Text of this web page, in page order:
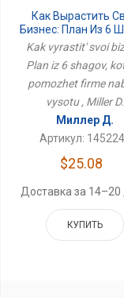
Как Вырастить
Бизнес: План Из 6
Который
Фирме Набрать
Kak vyrastit' svoi
Plan iz 6 shagov,
pomozhet firme
vysotu , Miller D.
Миллер Д.
Артикул:
$25.08
Доставка за 14–20
КУПИТЬ